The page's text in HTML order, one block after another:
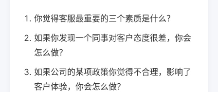
你觉得客服最重要的三个素质是什么？
如果你发现一个同事对客户态度很差，你会
怎么做？
如果公司的某项政策你觉得不合理，影响了
客户体验，你会怎么做？